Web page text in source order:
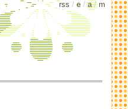
rss /e /a/ m